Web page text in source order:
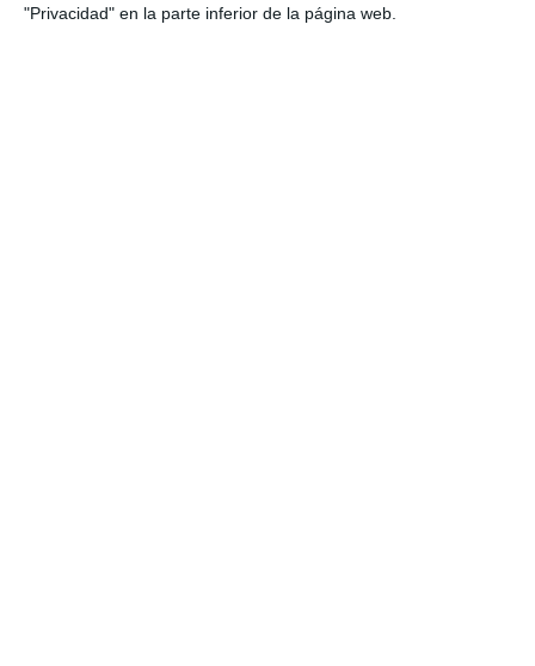
"Privacidad" en la parte inferior de la página web.